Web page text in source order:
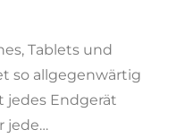
Tablets und
so allgegenwärtig
jedes Endgerät
jede…